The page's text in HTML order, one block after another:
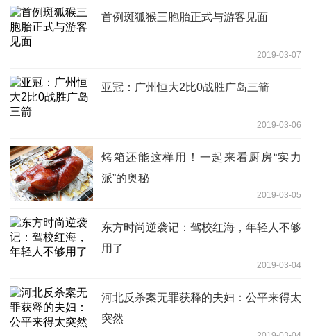
首例斑狐猴三胞胎正式与游客见面
2019-03-07
亚冠：广州恒大2比0战胜广岛三箭
2019-03-06
烤箱还能这样用！一起来看厨房“实力
派”的奥秘
2019-03-05
东方时尚逆袭记：驾校红海，年轻人不够
用了
2019-03-04
河北反杀案无罪获释的夫妇：公平来得太
突然